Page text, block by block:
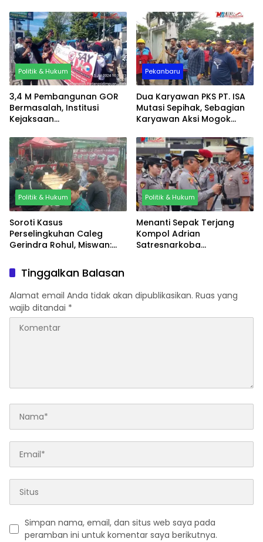
Politik & Hukum
3,4 M Pembangunan GOR
Bermasalah, Institusi
Kejaksaan
Elemen Masyarakat
Pekanbaru
Dua Karyawan PKS PT. ISA
Mutasi Sepihak, Sebagian
Karyawan Aksi Mogok
Politik & Hukum
Soroti Kasus
Perselingkuhan Caleg
Gerindra Rohul, Miswan:
Politik & Hukum
Menanti Sepak Terjang
Kompol Adrian
Satresnarkoba
Tinggalkan Balasan
Alamat email Anda tidak akan dipublikasikan. Ruas yang
wajib ditandai *
Simpan nama, email, dan situs web saya pada
peramban ini untuk komentar saya berikutnya.